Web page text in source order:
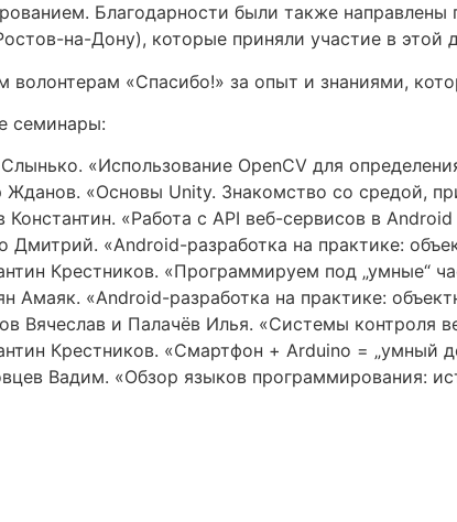
Благодарности были также
на-Дону), которые приняли участие в этой
волонтерам «Спасибо!» за опыт и знаниями,
семинары:
«Использование OpenCV для
«Основы Unity. Знакомство со средой,
Константин. «Работа с API веб-сервисов в
Дмитрий. «Android-разработка на практике:
Крестников. «Программируем под „умные“
Амаяк. «Android-разработка на практике:
Вячеслав и Палачёв Илья. «Системы контроля
Крестников. «Смартфон + Arduino =
Вадим. «Обзор языков программирования: